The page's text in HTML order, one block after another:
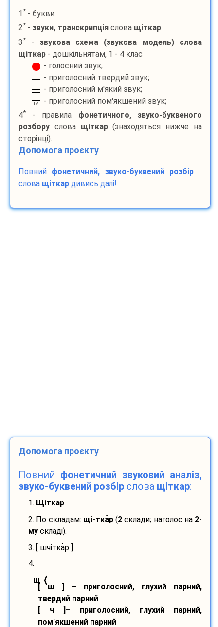
1 * - букви.
2* - звуки, транскрипція слова щіткар.
3* - звукова схема (звукова модель) слова
щіткар - дошкільнятам, 1 - 4 клас
- голосний звук;
- приголосний твердий звук;
- приголосний м'який звук;
пм
- приголосний пом'якшений звук;
4* - правила фонетичного, звуко-буквеного
розбору слова щіткар(знаходяться нижче на
сторінці).
Допомога проєкту
Повний фонетичний, звуко-буквений розбір
слова щіткар дивись далі!
Допомога проєкту
Повний фонетичний звуковий аналіз,
звуко-буквений розбір слова щіткар:
1. Щіткар
2. По складам: щі-ткар(2 склади; наголос на 2-
му складі).
3. [ шчіткар ]
4.
щ ⟨
[ ш ] – приголосний, глухий парний,
твердий парний
[ ч ]– приголосний, глухий парний,
пом'якшений парний